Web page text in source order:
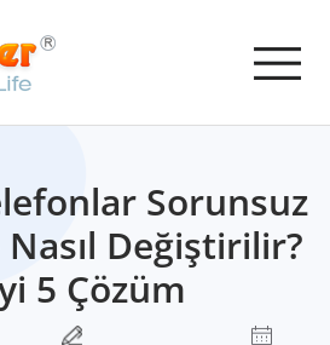
Sorunsuz
Değiştirilir?
5 Çözüm